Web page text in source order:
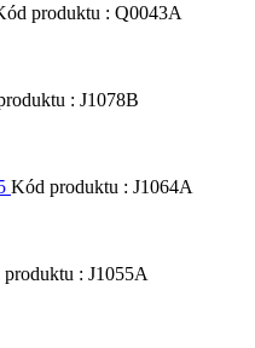
produktu : Q0043A
: J1078B
Kód produktu : J1064A
: J1055A